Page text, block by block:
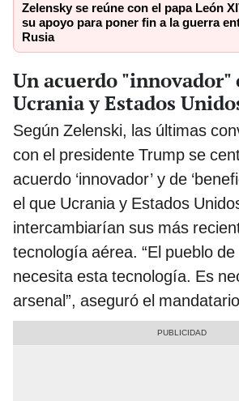
Zelensky se reúne con el papa León
su apoyo para poner fin a la guerra
Rusia
Un acuerdo "innovador"
Ucrania y Estados
Según Zelenski, las últimas
con el presidente Trump se
acuerdo ‘innovador’ y de
el que Ucrania y Estados
intercambiarían sus más
tecnología aérea. “El pueblo de
necesita esta tecnología. Es
arsenal”, aseguró el